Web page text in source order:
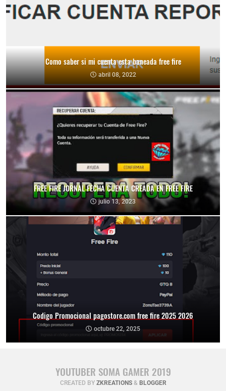
Como saber si mi cuenta esta baneada free fire
abril 08, 2022
FREE FIRE JORNAL FECHA CUENTA CREADA EN FREE FIRE
julio 13, 2023
Codigo Promocional pagostore.com free fire 2025 2026
octubre 22, 2025
YOUTUBER SOMA GAMER 2019
CREATED BY ZKREATIONS& BLOGGER